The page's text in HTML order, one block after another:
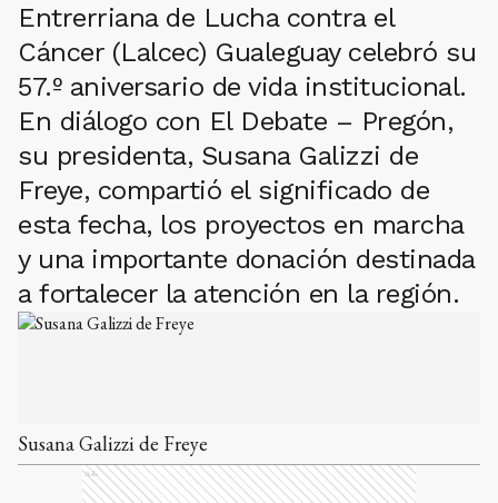
Entrerriana de Lucha contra el
Cáncer (Lalcec) Gualeguay celebró su
57.º aniversario de vida institucional.
En diálogo con El Debate – Pregón,
su presidenta, Susana Galizzi de
Freye, compartió el significado de
esta fecha, los proyectos en marcha
y una importante donación destinada
a fortalecer la atención en la región.
Susana Galizzi de Freye
Ads